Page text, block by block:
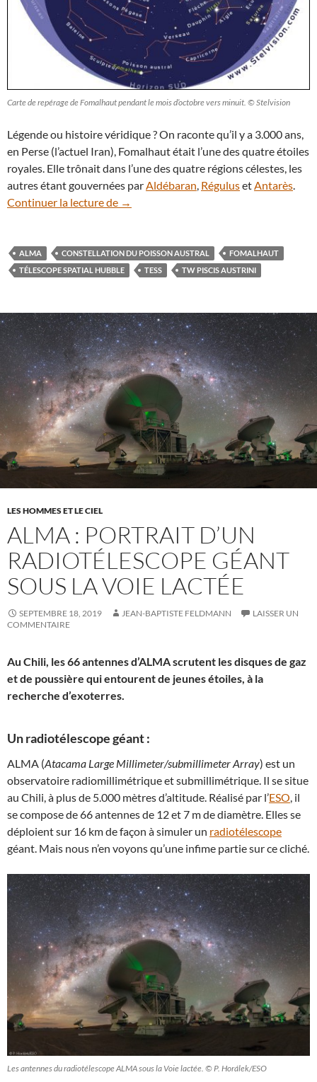
Carte de repérage de Fomalhaut pendant le mois d’octobre vers minuit. © Stelvision
Légende ou histoire véridique ? On raconte qu’il y a 3.000 ans,
en Perse (l’actuel Iran), Fomalhaut était l’une des quatre étoiles
royales. Elle trônait dans l’une des quatre régions célestes, les
autres étant gouvernées parAldébaran, RégulusetAntarès.
Continuer la lecture de Incessantes collisions de comètes
→
ALMA CONSTELLATION DU POISSON AUSTRAL
FOMALHAUT
TÉLESCOPE SPATIAL HUBBLE
TESS TW PISCIS AUSTRINI
LES HOMMES ET LE CIEL
ALMA : PORTRAIT D’UN
RADIOTÉLESCOPE GÉANT
SOUS LA VOIE LACTÉE
SEPTEMBRE 18, 2019 JEAN-BAPTISTE FELDMANN
LAISSER UN
COMMENTAIRE
Au Chili, les 66 antennes d’ALMA scrutent les disques de gaz
et de poussière qui entourent de jeunes étoiles, à la
recherche d’exoterres.
Un radiotélescope géant :
ALMA (Atacama Large Millimeter/submillimeter Array) est un
observatoire radiomillimétrique et submillimétrique. Il se situe
au Chili, à plus de 5.000 mètres d’altitude. Réalisé par l’ESO, il
se compose de 66 antennes de 12 et 7 m de diamètre. Elles se
déploient sur 16 km de façon à simuler un radiotélescope
géant. Mais nous n’en voyons qu’une infime partie sur ce cliché.
Les antennes du radiotélescope ALMA sous la Voie lactée. © P. Horálek/ESO